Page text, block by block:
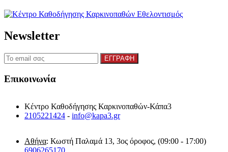
Newsletter
Επικοινωνία
Κέντρο Καθοδήγησης Καρκινοπαθών-Κάπα3
2105221424 - info@kapa3.gr
Αθήνα: Κωστή Παλαμά 13, 3ος όροφος, (09:00 - 17:00)